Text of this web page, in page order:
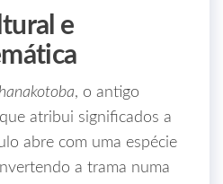
e
, o antigo
atribui significados a
abre com uma espécie
a trama numa